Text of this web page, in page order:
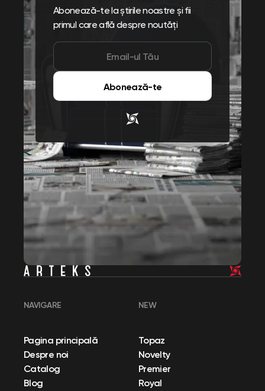
Abonează-te la știrile noastre și fii
primul care află despre noutăți
Abonează-te
NAVIGARE
Pagina principală
Despre noi
Catalog
Blog
NEW
Topaz
Novelty
Premier
Royal